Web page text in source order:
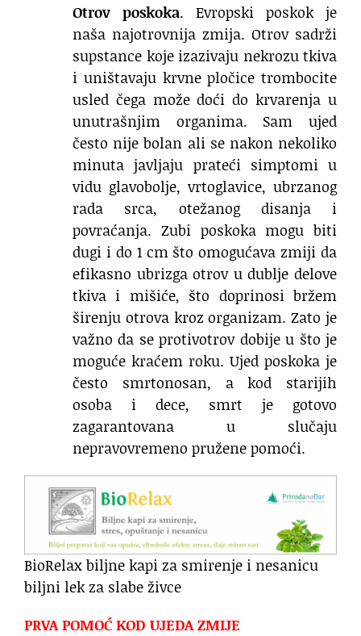
Otrov poskoka. Evropski poskok je
naša najotrovnija zmija. Otrov sadrži
supstance koje izazivaju nekrozu tkiva
i uništavaju krvne pločice trombocite
usled čega može doći do krvarenja u
unutrašnjim organima. Sam ujed
često nije bolan ali se nakon nekoliko
minuta javljaju prateći simptomi u
vidu glavobolje, vrtoglavice, ubrzanog
rada srca, otežanog disanja i
povraćanja. Zubi poskoka mogu biti
dugi i do 1 cm što omogućava zmiji da
efikasno ubrizga otrov u dublje delove
tkiva i mišiće, što doprinosi bržem
širenju otrova kroz organizam. Zato je
važno da se protivotrov dobije u što je
moguće kraćem roku. Ujed poskoka je
često smrtonosan, a kod starijih
osoba i dece, smrt je gotovo
zagarantovana u slučaju
nepravovremeno pružene pomoći.
BioRelax biljne kapi za smirenje i nesanicu
biljni lek za slabe živce
PRVA POMOĆ KOD UJEDA ZMIJE